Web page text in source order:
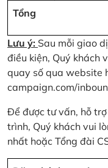
Tổng
Lưu ý: Sau mỗi giao
điều kiện, Quý khách
quay số qua website
campaign.com/
Để được tư vấn, hỗ
trình, Quý khách vui
nhất hoặc Tổng đài